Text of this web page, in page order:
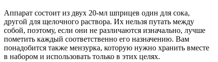
Аппарат состоит из двух 20-мл шприцев один для сока,
другой для щелочного раствора. Их нельзя путать между
собой, поэтому, если они не различаются изначально, лучше
пометить каждый соответственно его назначению. Вам
понадобится также мензурка, которую нужно хранить вместе
в набором и использовать только в этих целях.